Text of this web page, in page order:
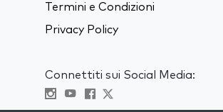
Termini e Condizioni
Privacy Policy
Connettiti sui Social Media: